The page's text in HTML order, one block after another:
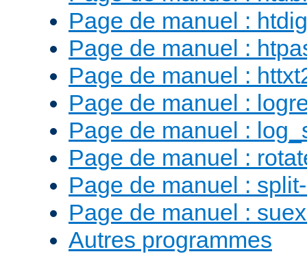
Page de manuel :
Page de manuel :
Page de manuel :
Page de manuel :
Page de manuel :
Page de manuel :
Page de manuel :
Page de manuel :
Autres programmes